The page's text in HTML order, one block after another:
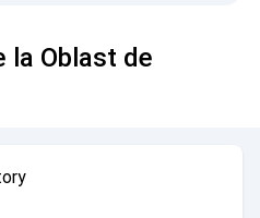
la Oblast de